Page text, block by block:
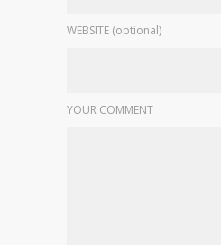
WEBSITE (optional)
YOUR COMMENT